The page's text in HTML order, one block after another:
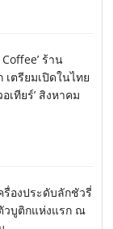
ร้าน
ตรียมเปิดในไทย
เทียร์’ สิงหาคม
องประดับลักชัวรี่
วบูติกแห่งแรก ณ